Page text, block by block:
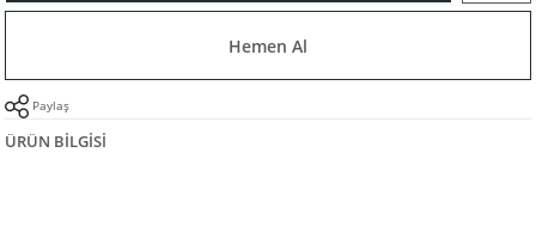
Hemen Al
Paylaş
ÜRÜN BILGISI